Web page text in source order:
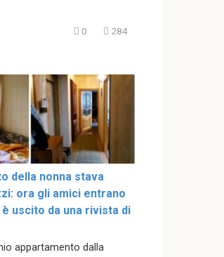
0 284
della nonna stava
ora gli amici entrano
uscito da una rivista di
appartamento dalla